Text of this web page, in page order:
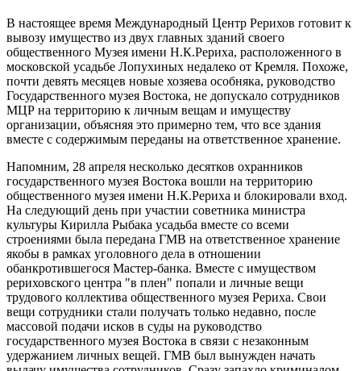
В настоящее время Международный Центр Рерихов готовит к
вывозу имущество из двух главных зданий своего
общественного Музея имени Н.К.Рериха, расположенного в
московской усадьбе Лопухиных недалеко от Кремля. Похоже,
почти девять месяцев новые хозяева особняка, руководство
Государственного музея Востока, не допускало сотрудников
МЦР на территорию к личным вещам и имуществу
организации, объясняя это примерно тем, что все здания
вместе с содержимым переданы на ответственное хранение.
Напомним, 28 апреля несколько десятков охранников
государственного музея Востока вошли на территорию
общественного музея имени Н.К.Рериха и блокировали вход.
На следующий день при участии советника министра
культуры Кирилла Рыбака усадьба вместе со всеми
строениями была передана ГМВ на ответственное хранение
якобы в рамках уголовного дела в отношении
обанкротившегося Мастер-банка. Вместе с имуществом
рериховского центра "в плен" попали и личные вещи
трудового коллектива общественного музея Рериха. Свои
вещи сотрудники стали получать только недавно, после
массовой подачи исков в суды на руководство
государственного музея Востока в связи с незаконным
удержанием личных вещей. ГМВ был вынужден начать